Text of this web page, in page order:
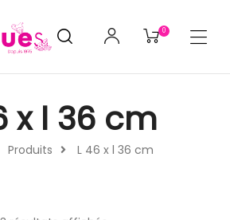
0
Produits L 46 x l 36 cm
x l 36 cm